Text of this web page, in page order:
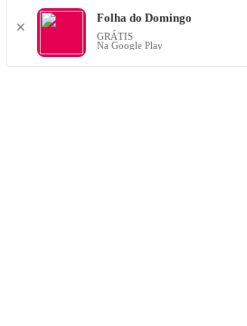
✕
Folha do Domingo
GRÁTIS
Na Google Play